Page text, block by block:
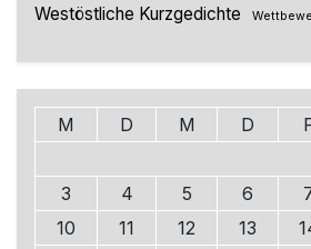
Westöstliche Kurzgedichte
M D M D
3
4 5 6
10
11 12 13